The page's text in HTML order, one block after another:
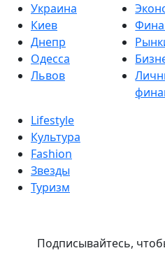
Украина
Киев
Днепр
Одесса
Львов
Lifestyle
Культура
Fashion
Звезды
Туризм
Подписывайтесь,